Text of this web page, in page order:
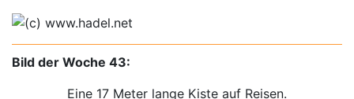
Bild der Woche 43:
Eine 17 Meter lange Kiste auf Reisen.